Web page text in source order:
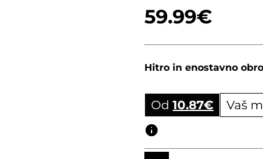
stranke
59.99€
Hitro in enostavno
Od10.87€ Vaš